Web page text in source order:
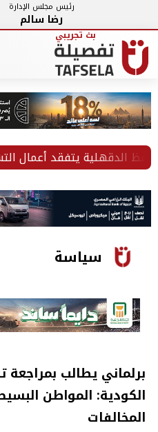
رئيس مجلس الإدارة
رضا سالم
يتفقد أعمال
سياسة
برلماني يطالب بمراجعة
الكودية: المواطن
المخالفات